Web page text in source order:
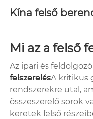
Kína felső
Mi az a felső
Az ipari és
felszerelésA kritikus
rendszerekre utal,
összeszerelő sorok
keretek felső